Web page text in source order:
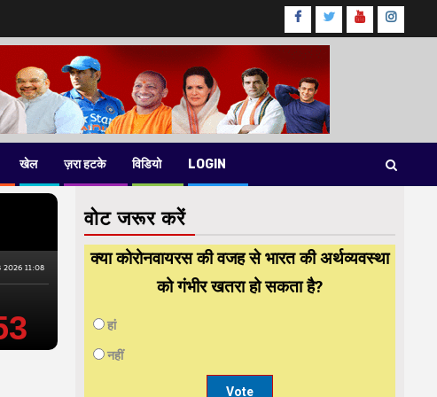
Facebook
TwitterYoutube
खेल ज़रा हटके विडियो LOGIN
वोट जरूर करें
क्या कोरोनवायरस की वजह से भारत की अर्थव्यवस्था
को गंभीर खतरा हो सकता है?
हां
नहीं